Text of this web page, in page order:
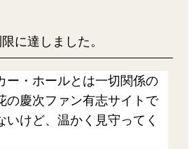
に達しました。
ー・ホールとは一切関係の
の慶次ファン有志サイトで
いけど、温かく見守ってく